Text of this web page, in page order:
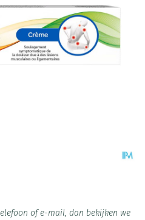
of e-mail, dan bekijken we